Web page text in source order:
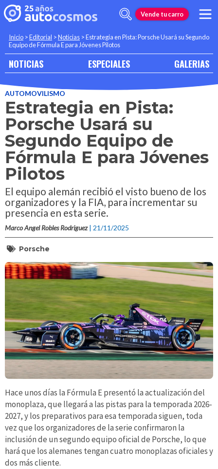
Vende tu carro
Inicio >Editorial >Noticias >Estrategia en Pista: Porsche Usará su Segundo
Equipo de Fórmula E para Jóvenes Pilotos
NOTICIAS ESPECIALES GALERIAS
AUTOMOVILISMO
Estrategia en Pista:
Porsche Usará su
Segundo Equipo de
Fórmula E para Jóvenes
Pilotos
El equipo alemán recibió el visto bueno de los
organizadores y la FIA, para incrementar su
presencia en esta serie.
Marco Angel Robles Rodriguez | 21/11/2025
Porsche
Hace unos días la Fórmula E presentó la actualización del
monoplaza, que llegará a las pistas para la temporada 2026-
2027, y los preparativos para esa temporada siguen, toda
vez que los organizadores de la serie confirmaron la
inclusión de un segundo equipo oficial de Porsche, lo que
hará que los alemanes tengan cuatro monoplazas oficiales y
dos más cliente.